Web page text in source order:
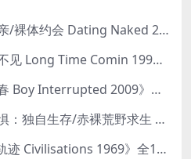
美国纪录片《裸体相亲/裸体约会 Dating Naked 2014-2016》第1-3季全33集 英语中英双字 无水印纯净版 1080P/MKV/85.6G 裸体相亲真人秀
加拿大纪录片《好久不见 Long Time Comin 1993》英语中英双字 官方纯净版 1080P/MKV/1G 女同性艺术家
美国纪录片《双相青春 Boy Interrupted 2009》英语中英双字 官方纯净版 1080P/MKV/1.43G 青少年躁郁症
探索频道《赤裸与恐惧：独自生存/赤裸荒野求生 Naked and Afraid: Solo 2023》第一季全8集 英语中英双字 官方纯净版 高码1080P/MKV/45.4G
BBC纪录片《文明的轨迹 Civilisations 1969》全13集 英语中英双字 高清收藏版 1080P/MKV/64.1G 西方艺术史话